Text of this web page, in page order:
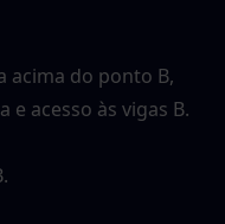
acima do ponto B,
e acesso às vigas B.